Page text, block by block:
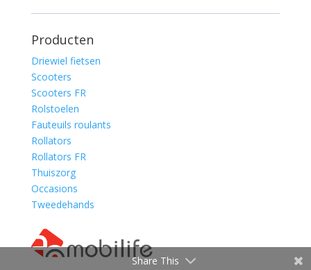
Producten
Driewiel fietsen
Scooters
Scooters FR
Rolstoelen
Fauteuils roulants
Rollators
Rollators FR
Thuiszorg
Occasions
Tweedehands
Share This